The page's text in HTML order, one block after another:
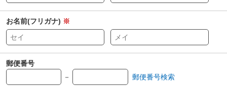
お名前(フリガナ) ※
郵便番号
－
郵便番号検索